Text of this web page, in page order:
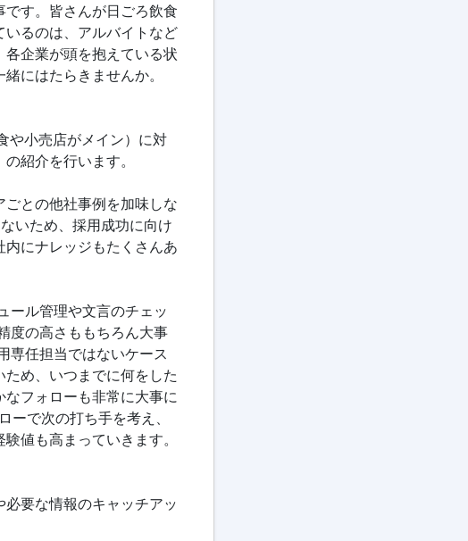
す。皆さんが日ごろ飲食
るのは、アルバイトなど
企業が頭を抱えている状
にはたらきませんか。
や小売店がメイン）に対
紹介を行います。
との他社事例を加味しな
いため、採用成功に向け
にナレッジもたくさんあ
ール管理や文言のチェッ
度の高さももちろん大事
専任担当ではないケース
め、いつまでに何をした
フォローも非常に大事に
ーで次の打ち手を考え、
値も高まっていきます。
要な情報のキャッチアッ